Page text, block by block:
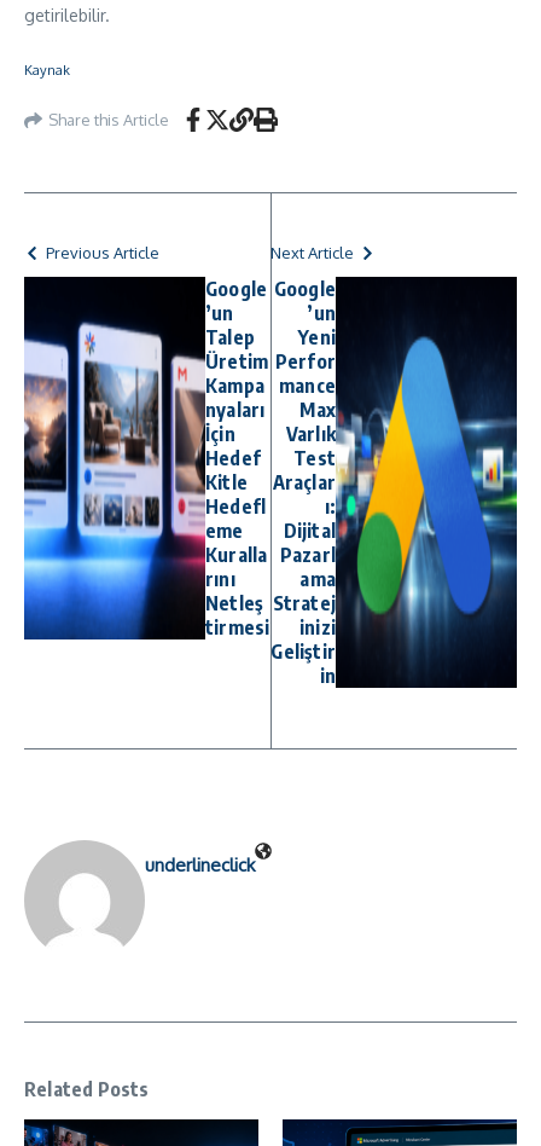
getirilebilir.
Kaynak
Share this Article
Previous Article
Google
’un
Talep
Üretim
Kampa
nyaları
İçin
Hedef
Kitle
Hedefl
eme
Kuralla
rını
Netleş
tirmesi
Next Article
Google
’un
Yeni
Perfor
mance
Max
Varlık
Test
Araçlar
ı:
Dijital
Pazarl
ama
Stratej
inizi
Geliştir
in
underlineclick
Related Posts